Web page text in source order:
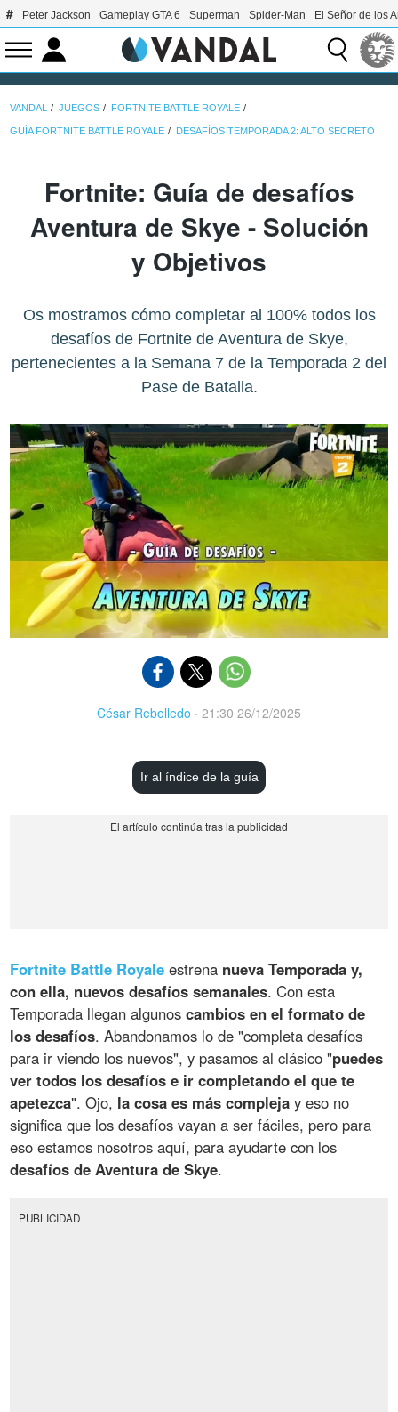
Peter Jackson Gameplay GTA 6 Superman Spider-Man El Señor de los
VANDAL JUEGOS FORTNITE BATTLE ROYALE
GUÍA FORTNITE BATTLE ROYALE DESAFÍOS TEMPORADA 2: ALTO SECRETO
Fortnite: Guía de desafíos
Aventura de Skye - Solución
y Objetivos
Os mostramos cómo completar al 100% todos los
desafíos de Fortnite de Aventura de Skye,
pertenecientes a la Semana 7 de la Temporada 2 del
Pase de Batalla.
César Rebolledo · 21:30 26/12/2025
Ir al índice de la guía
Fortnite Battle Royale estrena nueva Temporada y,
con ella, nuevos desafíos semanales. Con esta
Temporada llegan algunoscambios en el formato de
los desafíos. Abandonamos lo de "completa desafíos
para ir viendo los nuevos", y pasamos al clásico "puedes
ver todos los desafíos e ir completando el que te
apetezca". Ojo, la cosa es más compleja y eso no
significa que los desafíos vayan a ser fáciles, pero para
eso estamos nosotros aquí, para ayudarte con los
desafíos de Aventura de Skye.
PUBLICIDAD